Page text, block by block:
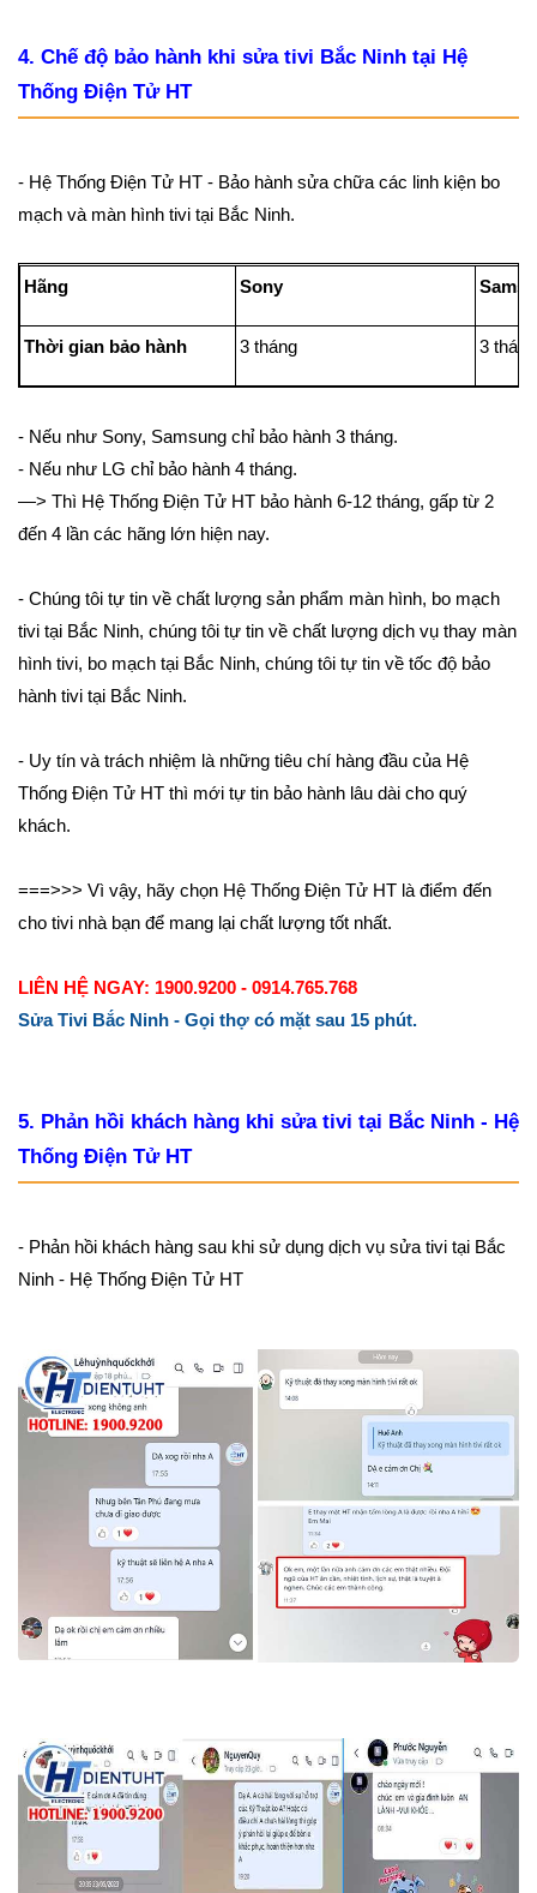
4. Chế độ bảo hành khi sửa tivi Bắc Ninh tại Hệ
Thống Điện Tử HT
- Hệ Thống Điện Tử HT - Bảo hành sửa chữa các linh kiện bo
mạch và màn hình tivi tại Bắc Ninh.
Hãng Sony
Thời gian bảo hành 3 tháng 3 tháng
- Nếu như Sony, Samsung chỉ bảo hành 3 tháng.
- Nếu như LG chỉ bảo hành 4 tháng.
—> Thì Hệ Thống Điện Tử HT bảo hành 6-12 tháng, gấp từ 2
đến 4 lần các hãng lớn hiện nay.
- Chúng tôi tự tin về chất lượng sản phẩm màn hình, bo mạch
tivi tại Bắc Ninh, chúng tôi tự tin về chất lượng dịch vụ thay màn
hình tivi, bo mạch tại Bắc Ninh, chúng tôi tự tin về tốc độ bảo
hành tivi tại Bắc Ninh.
- Uy tín và trách nhiệm là những tiêu chí hàng đầu của Hệ
Thống Điện Tử HT thì mới tự tin bảo hành lâu dài cho quý
khách.
===>>> Vì vậy, hãy chọn Hệ Thống Điện Tử HT là điểm đến
cho tivi nhà bạn để mang lại chất lượng tốt nhất.
LIÊN HỆ NGAY: 1900.9200 - 0914.765.768
Sửa Tivi Bắc Ninh - Gọi thợ có mặt sau 15 phút.
5. Phản hồi khách hàng khi sửa tivi tại Bắc Ninh - Hệ
Thống Điện Tử HT
- Phản hồi khách hàng sau khi sử dụng dịch vụ sửa tivi tại Bắc
Ninh - Hệ Thống Điện Tử HT